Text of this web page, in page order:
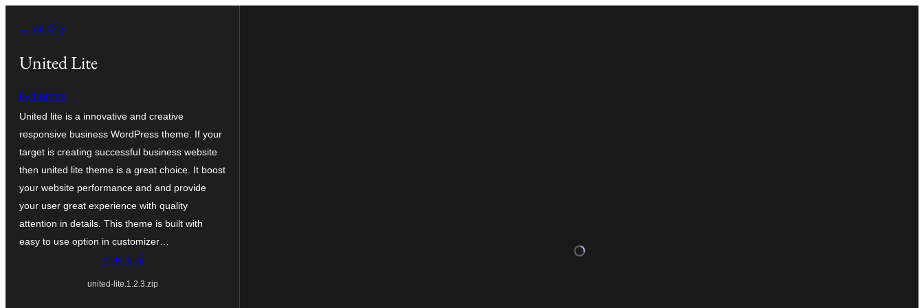
ကျော်သွား
← နောက်သို့
United Lite
flythemes
United lite is a innovative and creative
responsive business WordPress theme. If your
target is creating successful business website
then united lite theme is a great choice. It boost
your website performance and and provide
your user great experience with quality
attention in details. This theme is built with
easy to use option in customizer…
ရယူရန်
united-lite.1.2.3.zip